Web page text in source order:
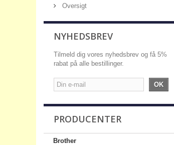
Oversigt
NYHEDSBREV
Tilmeld dig vores nyhedsbrev og få 5%
rabat på alle bestillinger.
OK
PRODUCENTER
Brother